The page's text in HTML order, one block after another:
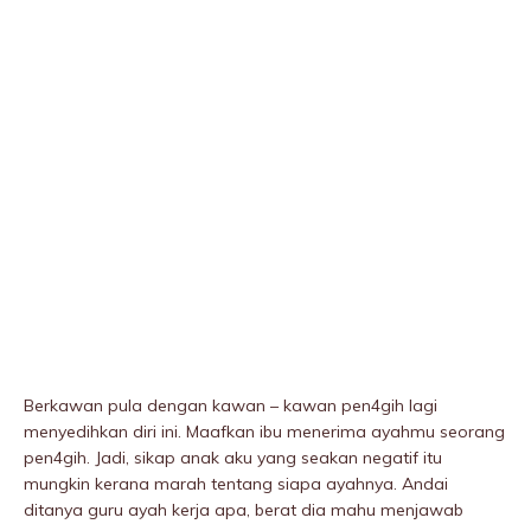
Berkawan pula dengan kawan – kawan pen4gih lagi
menyedihkan diri ini. Maafkan ibu menerima ayahmu seorang
pen4gih. Jadi, sikap anak aku yang seakan negatif itu
mungkin kerana marah tentang siapa ayahnya. Andai
ditanya guru ayah kerja apa, berat dia mahu menjawab